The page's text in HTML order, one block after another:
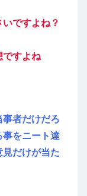
ですよね？
ですよね
者だけだろ
事をニート達
だけが当た